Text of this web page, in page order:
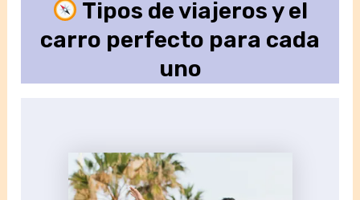
Tipos de viajeros y el
carro perfecto para cada
uno